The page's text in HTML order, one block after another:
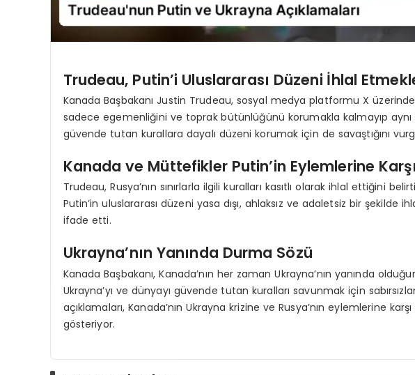
Trudeau, Putin’i Uluslararası Düzeni İhlal
Kanada Başbakanı Justin Trudeau, sosyal medya platformu X
sadece egemenliğini ve toprak bütünlüğünü korumakla kalmayıp
güvende tutan kurallara dayalı düzeni korumak için de savaştığını
Kanada ve Müttefikler Putin’in Eylemlerine
Trudeau, Rusya’nın sınırlarla ilgili kuralları kasıtlı olarak ihlal ettiğini
Putin’in uluslararası düzeni yasa dışı, ahlaksız ve adaletsiz bir şekilde
ifade etti.
Ukrayna’nın Yanında Durma Sözü
Kanada Başbakanı, Kanada’nın her zaman Ukrayna’nın yanında
Ukrayna’yı ve dünyayı güvende tutan kuralları savunmak için
açıklamaları, Kanada’nın Ukrayna krizine ve Rusya’nın eylemlerine
gösteriyor.